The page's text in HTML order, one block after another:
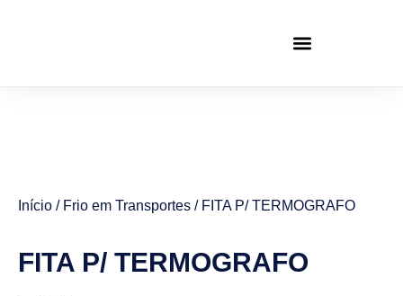
Início / Frio em Transportes / FITA P/ TERMOGRAFO
FITA P/ TERMOGRAFO